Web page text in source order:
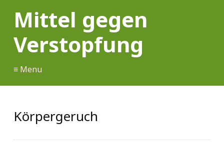
Mittel gegen
Verstopfung
≡ Menu
Körpergeruch